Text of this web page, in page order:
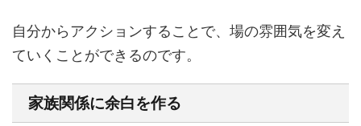
自分からアクションすることで、場の雰囲気を変え
ていくことができるのです。
家族関係に余白を作る